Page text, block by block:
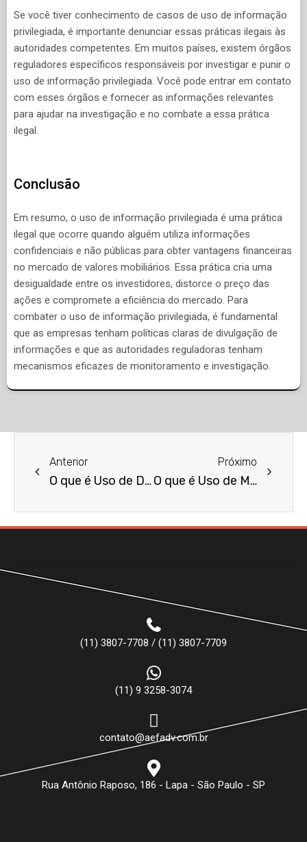
Se você tiver conhecimento de casos de uso de informação
privilegiada, é importante denunciar essas práticas ilegais às
autoridades competentes. Em muitos países, existem órgãos
reguladores específicos responsáveis por investigar e punir o
uso de informação privilegiada. Você pode entrar em contato
com esses órgãos e fornecer as informações relevantes
para ajudar na investigação e no combate a essa prática
ilegal.
Conclusão
Em resumo, o uso de informação privilegiada é uma prática
ilegal que ocorre quando alguém utiliza informações
confidenciais e não públicas para obter vantagens financeiras
no mercado de valores mobiliários. Essa prática cria uma
desigualdade entre os investidores, distorce o preço das
ações e compromete a eficiência do mercado. Para
combater o uso de informação privilegiada, é fundamental
que as empresas tenham políticas claras de divulgação de
informações e que as autoridades reguladoras tenham
mecanismos eficazes de monitoramento e investigação.
Anterior
O que é Uso de Documento Falso?
Próximo
O que é Uso de Marca Registrada?
(11) 3807-7708 / (11) 3807-7709
(11) 9 3258-3074
contato@aefadv.com.br
Rua Antônio Raposo, 186 - Lapa - São Paulo - SP